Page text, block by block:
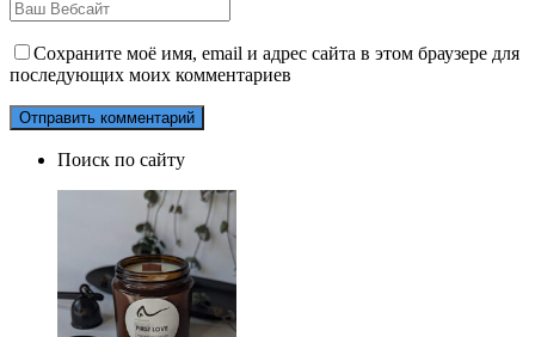
Сохраните моё имя, email и адрес сайта в этом браузере для
последующих моих комментариев
Поиск по сайту